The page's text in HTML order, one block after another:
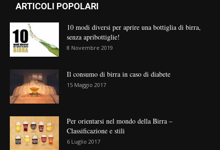
ARTICOLI POPOLARI
10 modi diversi per aprire una bottiglia di birra,
senza apribottiglie!
8 Novembre 2019
Il consumo di birra in caso di diabete
15 Maggio 2017
Per orientarsi nel mondo della Birra –
Classificazione e stili
6 Luglio 2017